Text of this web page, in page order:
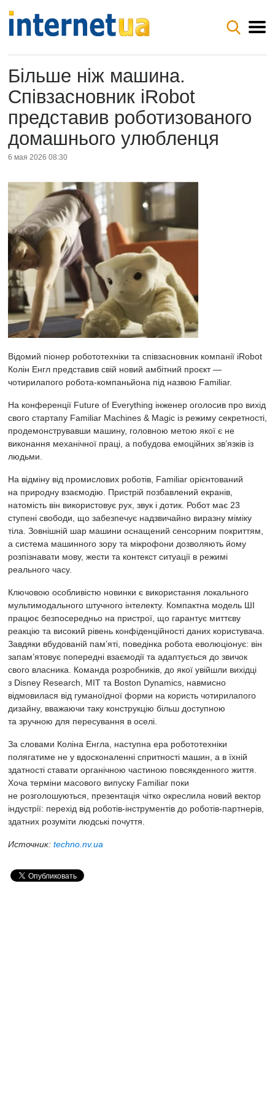
Більше ніж машина.
Співзасновник iRobot
представив роботизованого
домашнього улюбленця
6 мая 2026 08:30
Відомий піонер робототехніки та співзасновник компанії iRobot
Колін Енгл представив свій новий амбітний проєкт —
чотирилапого робота-компаньйона під назвою Familiar.
На конференції Future of Everything інженер оголосив про вихід
свого стартапу Familiar Machines & Magic із режиму секретності,
продемонструвавши машину, головною метою якої є не
виконання механічної праці, а побудова емоційних зв’язків із
людьми.
На відміну від промислових роботів, Familiar орієнтований
на природну взаємодію. Пристрій позбавлений екранів,
натомість він використовує рух, звук і дотик. Робот має 23
ступені свободи, що забезпечує надзвичайно виразну міміку
тіла. Зовнішній шар машини оснащений сенсорним покриттям,
а система машинного зору та мікрофони дозволяють йому
розпізнавати мову, жести та контекст ситуації в режимі
реального часу.
Ключовою особливістю новинки є використання локального
мультимодального штучного інтелекту. Компактна модель ШІ
працює безпосередньо на пристрої, що гарантує миттєву
реакцію та високий рівень конфіденційності даних користувача.
Завдяки вбудованій пам’яті, поведінка робота еволюціонує: він
запам’ятовує попередні взаємодії та адаптується до звичок
свого власника. Команда розробників, до якої увійшли вихідці
з Disney Research, MIT та Boston Dynamics, навмисно
відмовилася від гуманоїдної форми на користь чотирилапого
дизайну, вважаючи таку конструкцію більш доступною
та зручною для пересування в оселі.
За словами Коліна Енгла, наступна ера робототехніки
полягатиме не у вдосконаленні спритності машин, а в їхній
здатності ставати органічною частиною повсякденного життя.
Хоча терміни масового випуску Familiar поки
не розголошуються, презентація чітко окреслила новий вектор
індустрії: перехід від роботів-інструментів до роботів-партнерів,
здатних розуміти людські почуття.
Источник: techno.nv.ua